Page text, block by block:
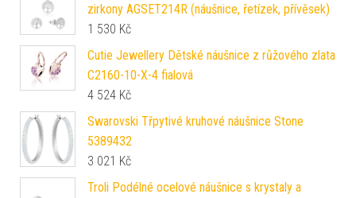
zirkony AGSET214R (náušnice, řetízek, přívěsek)
1 530 Kč
Cutie Jewellery Dětské náušnice z růžového zlata
C2160-10-X-4 fialová
4 524 Kč
Swarovski Třpytivé kruhové náušnice Stone
5389432
3 021 Kč
Troli Podélné ocelové náušnice s krystaly a